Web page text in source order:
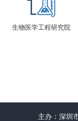
生物医学工程研究院
主办：深